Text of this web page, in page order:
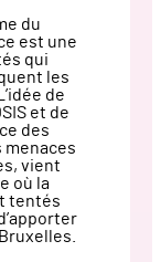
du
est une
qui
les
de
et de
des
vient
où la
tentés